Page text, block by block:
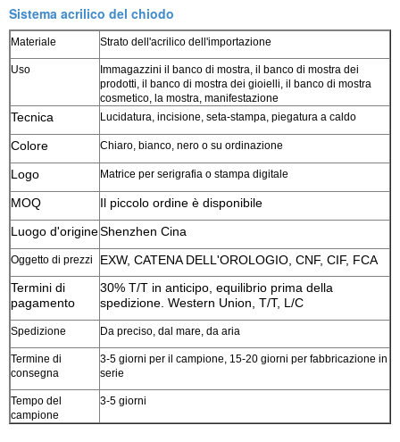
Sistema acrilico del chiodo
Materiale Strato dell'acrilico dell'importazione
Uso
Immagazzini il banco di mostra, il banco di mostra dei
prodotti, il banco di mostra dei gioielli, il banco di mostra
cosmetico, la mostra, manifestazione
Tecnica Lucidatura, incisione, seta-stampa, piegatura a caldo
Colore Chiaro, bianco, nero o su ordinazione
Logo Matrice per serigrafia o stampa digitale
MOQ
Il piccolo ordine è disponibile
Luogo d'origineShenzhen Cina
Oggetto di prezzi
EXW, CATENA DELL'OROLOGIO, CNF, CIF, FCA
Termini di
pagamento
30% T/T in anticipo, equilibrio prima della
spedizione. Western Union, T/T, L/C
Spedizione Da preciso, dal mare, da aria
Termine di
consegna
3-5 giorni per il campione, 15-20 giorni per fabbricazione in
serie
Tempo del
campione
3-5 giorni